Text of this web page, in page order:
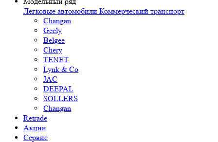
Легковые автомобили Коммерческий транспорт
Changan
Geely
Belgee
Chery
TENET
Lynk & Co
JAC
DEEPAL
SOLLERS
Changan
Retrade
Акции
Сервис